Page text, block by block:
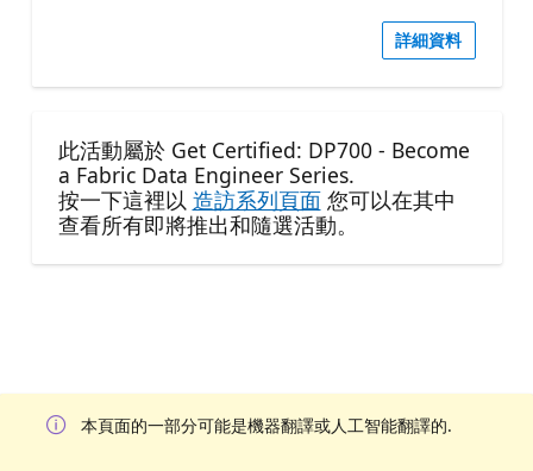
詳細資料
此活動屬於 Get Certified: DP700 - Become
a Fabric Data Engineer Series.
按一下這裡以 造訪系列頁面您可以在其中
查看所有即將推出和隨選活動。
本頁面的一部分可能是機器翻譯或人工智能翻譯的.